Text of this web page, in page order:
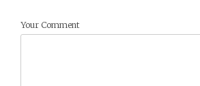
Your Comment